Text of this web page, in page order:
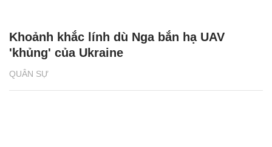
QUÂN SỰ
Khoảnh khắc lính dù Nga bắn hạ UAV
'khủng' của Ukraine